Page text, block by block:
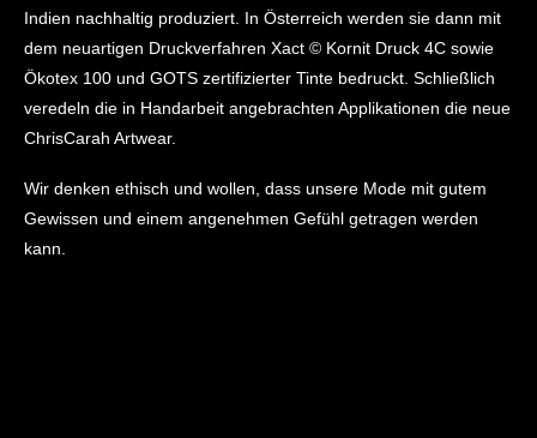
Indien nachhaltig produziert. In Österreich werden sie dann mit
dem neuartigen Druckverfahren Xact © Kornit Druck 4C sowie
Ökotex 100 und GOTS zertifizierter Tinte bedruckt. Schließlich
veredeln die in Handarbeit angebrachten Applikationen die neue
ChrisCarah Artwear.
Wir denken ethisch und wollen, dass unsere Mode mit gutem
Gewissen und einem angenehmen Gefühl getragen werden
kann.